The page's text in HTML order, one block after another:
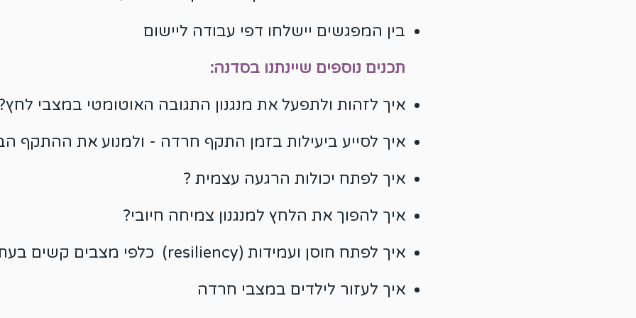
בין המפגשים יישלחו דפי עבודה ליישום
תכנים נוספים שיינתנו בסדנה:
איך לזהות ולתפעל את מנגנון התגובה האוטומטי במצבי
איך לסייע ביעילות בזמן התקף חרדה - ולמנוע את ההתקף
איך לפתח יכולות הרגעה עצמית ?
איך להפוך את הלחץ למנגנון צמיחה חיובי?
איך לפתח חוסן ועמידות (resiliency) כלפי מצבים קשים בעתיד?
איך לעזור לילדים במצבי חרדה